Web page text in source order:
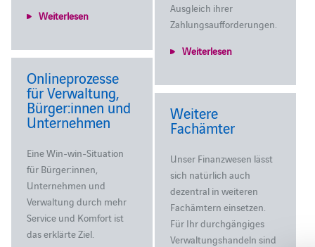
Ausgleich ihrer
Zahlungsaufforderungen.
Weiterlesen
Weiterlesen
Onlineprozesse
für Verwaltung,
Bürger:innen und
Unternehmen
Eine Win-win-Situation
für Bürger:innen,
Unternehmen und
Verwaltung durch mehr
Service und Komfort ist
das erklärte Ziel.
Weitere
Fachämter
Unser Finanzwesen lässt
sich natürlich auch
dezentral in weiteren
Fachämtern einsetzen.
Für Ihr durchgängiges
Verwaltungshandeln sind